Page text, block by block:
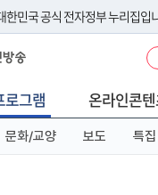
한민국 공식 전자정부 누리집입
확인하기
.kr등 다른 도메인 주소를 사
확인해 보세요
로그램 온라인콘
문화/교양 보도 특집